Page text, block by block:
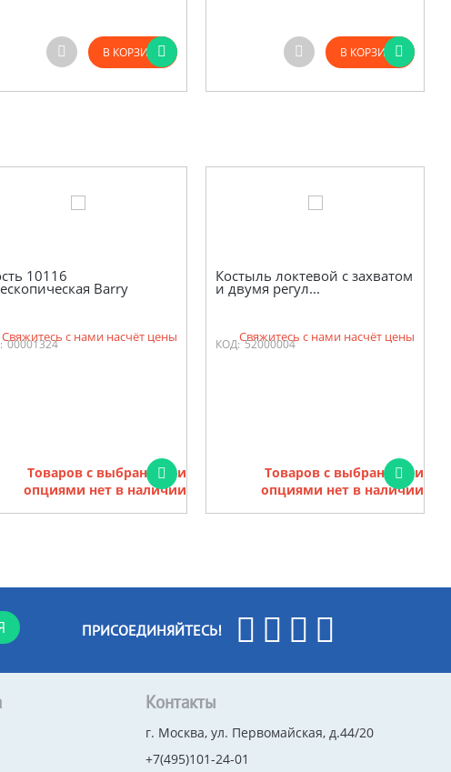
В КОРЗИНУ В КОРЗИНУ
10116
Barry
00001324
Свяжитесь с нами насчёт цены
Товаров с выбранными
опциями нет в наличии
Костыль локтевой с захватом
и двумя регул...
КОД: 52000004
Свяжитесь с нами насчёт цены
Товаров с выбранными
опциями нет в наличии
ПРИСОЕДИНЯЙТЕСЬ!
Контакты
г. Москва, ул. Первомайская, д.44/20
+7(495)101-24-01